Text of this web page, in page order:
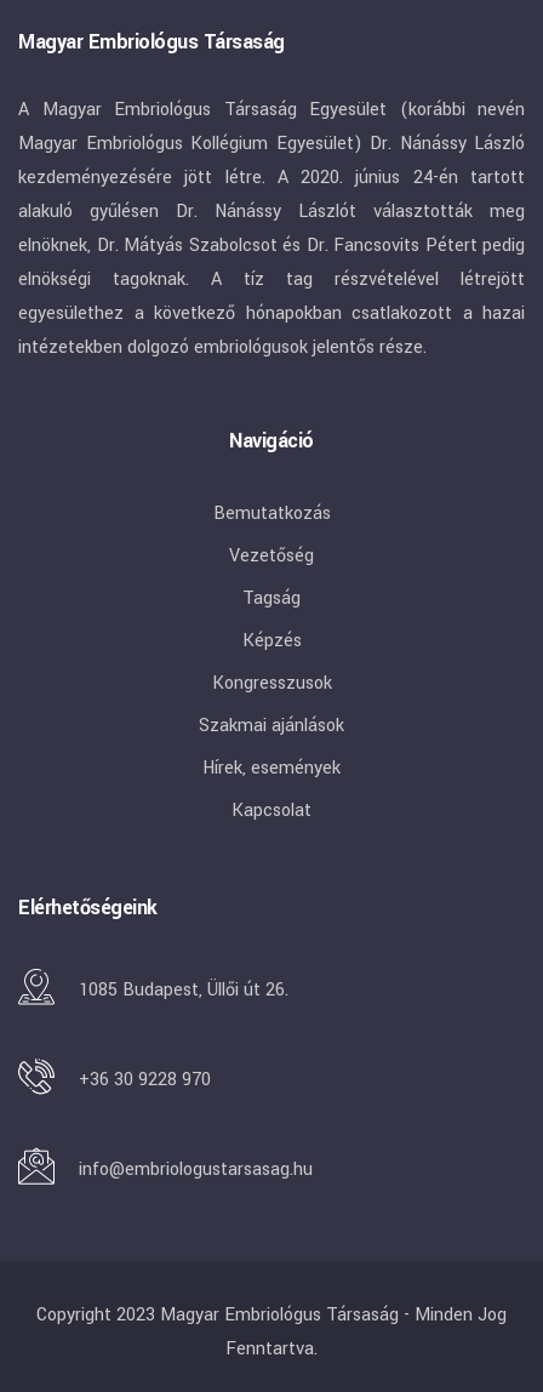
Magyar Embriológus Társaság
A Magyar Embriológus Társaság Egyesület (korábbi nevén
Magyar Embriológus Kollégium Egyesület) Dr. Nánássy László
kezdeményezésére jött létre. A 2020. június 24-én tartott
alakuló gyűlésen Dr. Nánássy Lászlót választották meg
elnöknek, Dr. Mátyás Szabolcsot és Dr. Fancsovits Pétert pedig
elnökségi tagoknak. A tíz tag részvételével létrejött
egyesülethez a következő hónapokban csatlakozott a hazai
intézetekben dolgozó embriológusok jelentős része.
Navigáció
Bemutatkozás
Vezetőség
Tagság
Képzés
Kongresszusok
Szakmai ajánlások
Hírek, események
Kapcsolat
Elérhetőségeink
1085 Budapest, Üllői út 26.
+36 30 9228 970
info@embriologustarsasag.hu
Copyright 2023 Magyar Embriológus Társaság - Minden Jog
Fenntartva.